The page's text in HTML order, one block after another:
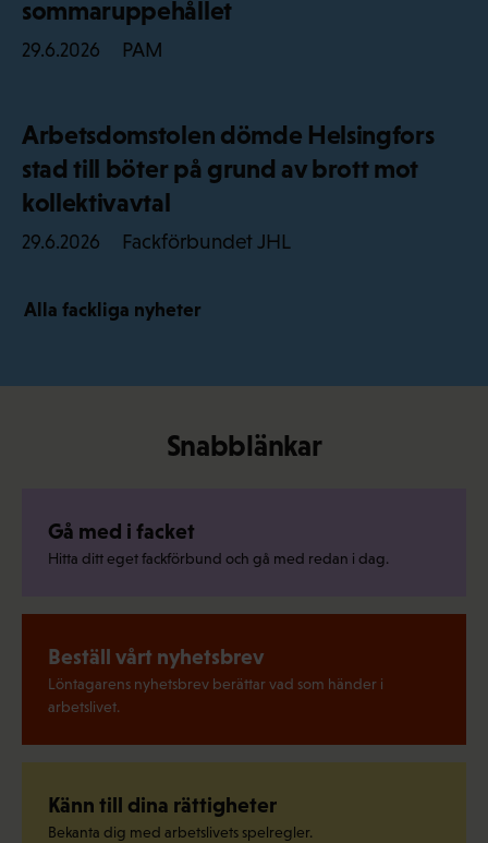
sommaruppehållet
29.6.2026 PAM
Arbetsdomstolen dömde Helsingfors
stad till böter på grund av brott mot
kollektivavtal
29.6.2026 Fackförbundet JHL
Alla fackliga nyheter
Snabblänkar
Gå med i facket
Hitta ditt eget fackförbund och gå med redan i dag.
Beställ vårt nyhetsbrev
Löntagarens nyhetsbrev berättar vad som händer i
arbetslivet.
Känn till dina rättigheter
Bekanta dig med arbetslivets spelregler.